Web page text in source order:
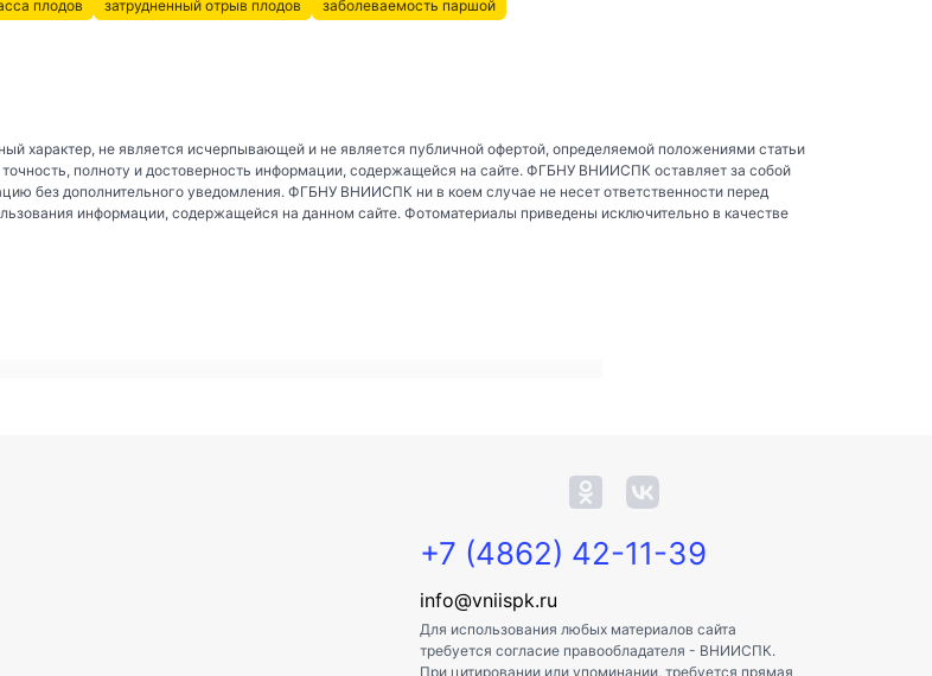
плодов затрудненный отрыв плодов заболеваемость паршой
характер, не является исчерпывающей и не является публичной офертой, определяемой положениями статьи
полноту и достоверность информации, содержащейся на сайте. ФГБНУ ВНИИСПК оставляет за собой
без дополнительного уведомления. ФГБНУ ВНИИСПК ни в коем случае не несет ответственности перед
информации, содержащейся на данном сайте. Фотоматериалы приведены исключительно в качестве
+7 (4862) 42-11-39
info@vniispk.ru
Для использования любых материалов сайта
требуется согласие правообладателя - ВНИИСПК.
При цитировании или упоминании, требуется прямая